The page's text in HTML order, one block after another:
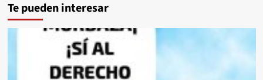
Te pueden interesar